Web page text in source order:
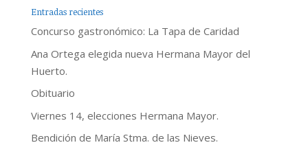
Entradas recientes
Concurso gastronómico: La Tapa de Caridad
Ana Ortega elegida nueva Hermana Mayor del
Huerto.
Obituario
Viernes 14, elecciones Hermana Mayor.
Bendición de María Stma. de las Nieves.